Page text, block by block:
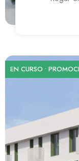
EN CURSO •